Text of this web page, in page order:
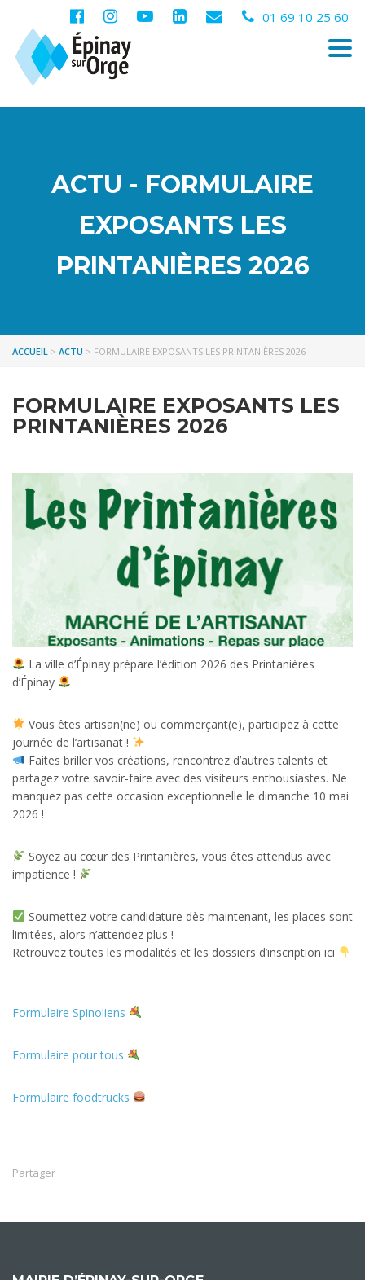
01 69 10 25 60
ACTU - FORMULAIRE
EXPOSANTS LES
PRINTANIÈRES 2026
ACCUEIL > ACTU > FORMULAIRE EXPOSANTS LES PRINTANIÈRES 2026
FORMULAIRE EXPOSANTS LES
PRINTANIÈRES 2026
La ville d’Épinay prépare l’édition 2026 des Printanières
d’Épinay
Vous êtes artisan(ne) ou commerçant(e), participez à cette
journée de l’artisanat !
Faites briller vos créations, rencontrez d’autres talents et
partagez votre savoir-faire avec des visiteurs enthousiastes. Ne
manquez pas cette occasion exceptionnelle le dimanche 10 mai
2026 !
Soyez au cœur des Printanières, vous êtes attendus avec
impatience !
Soumettez votre candidature dès maintenant, les places sont
limitées, alors n’attendez plus !
Retrouvez toutes les modalités et les dossiers d’inscription ici
Formulaire Spinoliens
Formulaire pour tous
Formulaire foodtrucks
Partager :